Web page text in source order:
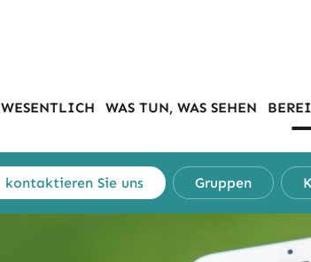
WESENTLICH WAS TUN, WAS SEHEN
kontaktieren Sie uns Gruppen